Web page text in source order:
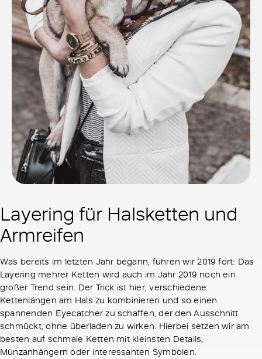
Layering für Halsketten und
Armreifen
Was bereits im letzten Jahr begann, führen wir 2019 fort: Das
Layering mehrer Ketten wird auch im Jahr 2019 noch ein
großer Trend sein. Der Trick ist hier, verschiedene
Kettenlängen am Hals zu kombinieren und so einen
spannenden Eyecatcher zu schaffen, der den Ausschnitt
schmückt, ohne überladen zu wirken. Hierbei setzen wir am
besten auf schmale Ketten mit kleinsten Details,
Münzanhängern oder interessanten Symbolen.